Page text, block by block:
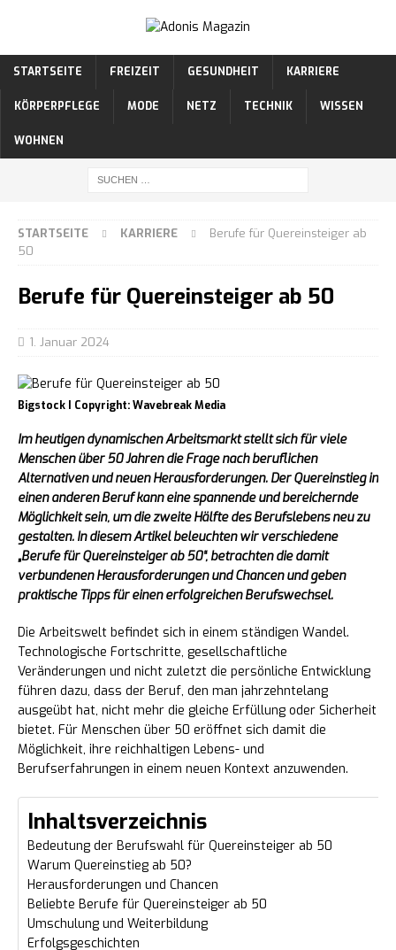
STARTSEITE FREIZEIT GESUNDHEIT KARRIERE
KÖRPERPFLEGE MODE NETZ TECHNIK WISSEN
WOHNEN
STARTSEITE KARRIERE
Berufe für Quereinsteiger ab
50
Berufe für Quereinsteiger ab 50
1. Januar 2024
Bigstock I Copyright: Wavebreak Media
Im heutigen dynamischen Arbeitsmarkt stellt sich für viele
Menschen über 50 Jahren die Frage nach beruflichen
Alternativen und neuen Herausforderungen. Der Quereinstieg in
einen anderen Beruf kann eine spannende und bereichernde
Möglichkeit sein, um die zweite Hälfte des Berufslebens neu zu
gestalten. In diesem Artikel beleuchten wir verschiedene
„Berufe für Quereinsteiger ab 50“, betrachten die damit
verbundenen Herausforderungen und Chancen und geben
praktische Tipps für einen erfolgreichen Berufswechsel.
Die Arbeitswelt befindet sich in einem ständigen Wandel.
Technologische Fortschritte, gesellschaftliche
Veränderungen und nicht zuletzt die persönliche Entwicklung
führen dazu, dass der Beruf, den man jahrzehntelang
ausgeübt hat, nicht mehr die gleiche Erfüllung oder Sicherheit
bietet. Für Menschen über 50 eröffnet sich damit die
Möglichkeit, ihre reichhaltigen Lebens- und
Berufserfahrungen in einem neuen Kontext anzuwenden.
Inhaltsverzeichnis
Bedeutung der Berufswahl für Quereinsteiger ab 50
Warum Quereinstieg ab 50?
Herausforderungen und Chancen
Beliebte Berufe für Quereinsteiger ab 50
Umschulung und Weiterbildung
Erfolgsgeschichten